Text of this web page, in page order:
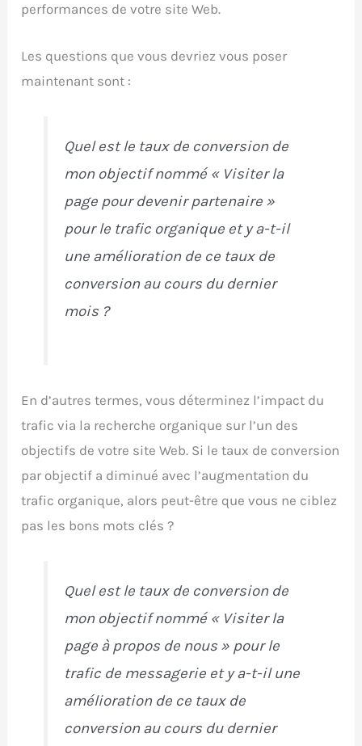
performances de votre site Web.
Les questions que vous devriez vous poser
maintenant sont :
Quel est le taux de conversion de
mon objectif nommé « Visiter la
page pour devenir partenaire »
pour le trafic organique et y a-t-il
une amélioration de ce taux de
conversion au cours du dernier
mois ?
En d’autres termes, vous déterminez l’impact du
trafic via la recherche organique sur l’un des
objectifs de votre site Web. Si le taux de conversion
par objectif a diminué avec l’augmentation du
trafic organique, alors peut-être que vous ne ciblez
pas les bons mots clés ?
Quel est le taux de conversion de
mon objectif nommé « Visiter la
page à propos de nous » pour le
trafic de messagerie et y a-t-il une
amélioration de ce taux de
conversion au cours du dernier